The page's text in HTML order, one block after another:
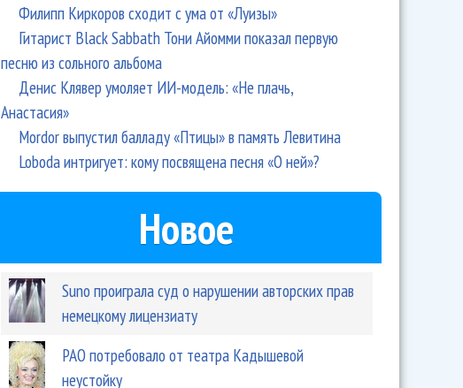
Филипп Киркоров сходит с ума от «Луизы»
Гитарист Black Sabbath Тони Айомми показал первую
песню из сольного альбома
Денис Клявер умоляет ИИ-модель: «Не плачь,
Анастасия»
Mordor выпустил балладу «Птицы» в память Левитина
Loboda интригует: кому посвящена песня «О ней»?
Новое
Suno проиграла суд о нарушении авторских прав
немецкому лицензиату
РАО потребовало от театра Кадышевой
неустойку